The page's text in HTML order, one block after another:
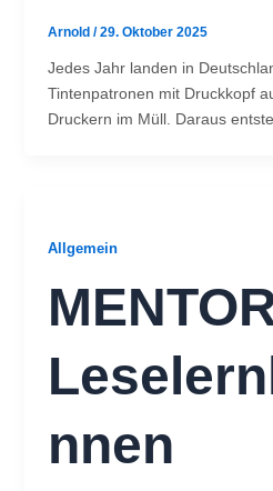
Arnold /29. Oktober 2025
Jedes Jahr landen in
Tintenpatronen mit Druckkopf
Druckern im Müll. Daraus
Allgemein
nnen